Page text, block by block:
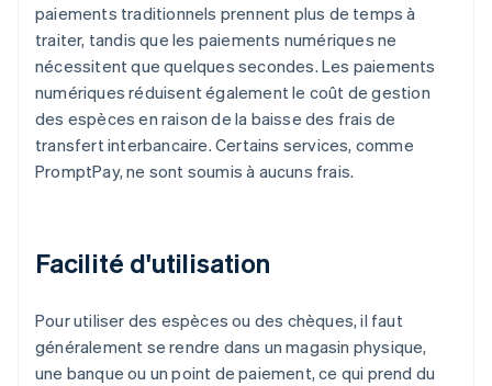
paiements traditionnels prennent plus de temps à
traiter, tandis que les paiements numériques ne
nécessitent que quelques secondes. Les paiements
numériques réduisent également le coût de gestion
des espèces en raison de la baisse des frais de
transfert interbancaire. Certains services, comme
PromptPay, ne sont soumis à aucuns frais.
Facilité d'utilisation
Pour utiliser des espèces ou des chèques, il faut
généralement se rendre dans un magasin physique,
une banque ou un point de paiement, ce qui prend du